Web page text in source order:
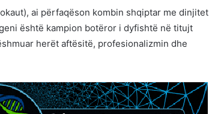
ai përfaqëson kombin shqiptar me dinjitet
është kampion botëror i dyfishtë në titujt
herët aftësitë, profesionalizmin dhe